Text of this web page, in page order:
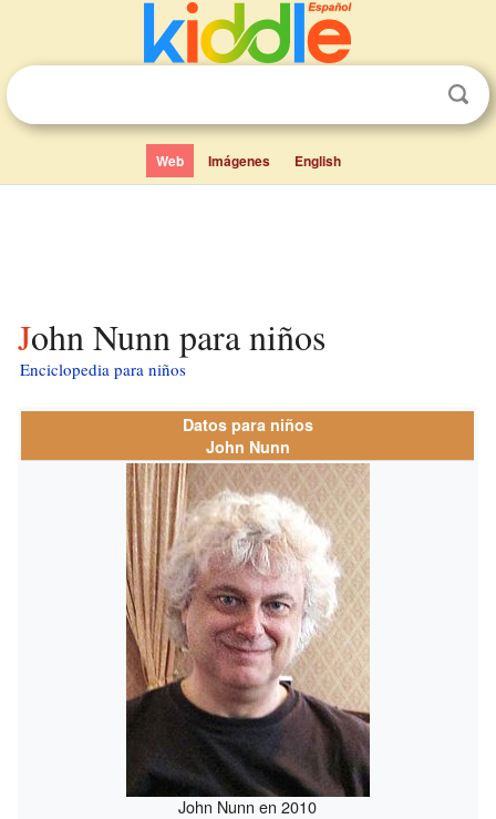
Web Imágenes English
John Nunn para niños
Enciclopedia para niños
Datos para niños
John Nunn
John Nunn en 2010